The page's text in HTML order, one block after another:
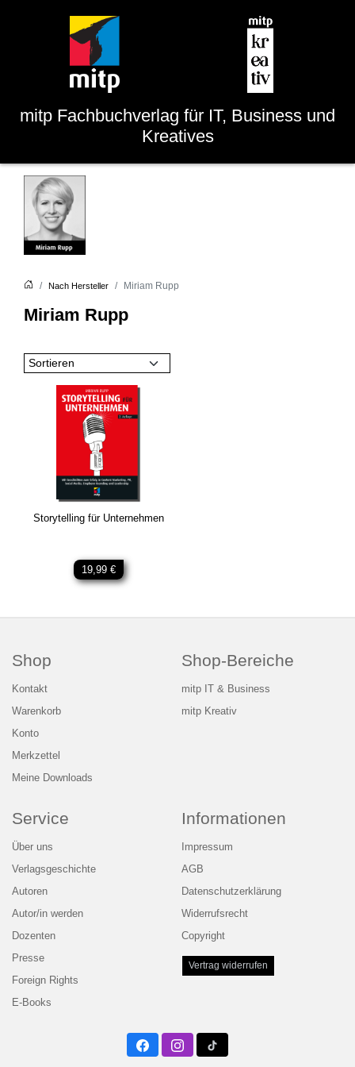
mitp Fachbuchverlag für IT, Business und
Kreatives
Nach Hersteller Miriam Rupp
Miriam Rupp
Sortieren
Storytelling für Unternehmen
19,99 €
Shop
Kontakt
Warenkorb
Konto
Merkzettel
Meine Downloads
Shop-Bereiche
mitp IT & Business
mitp Kreativ
Service
Über uns
Verlagsgeschichte
Autoren
Autor/in werden
Dozenten
Presse
Foreign Rights
E-Books
Informationen
Impressum
AGB
Datenschutzerklärung
Widerrufsrecht
Copyright
Vertrag widerrufen
FacebookInstagramTwitter